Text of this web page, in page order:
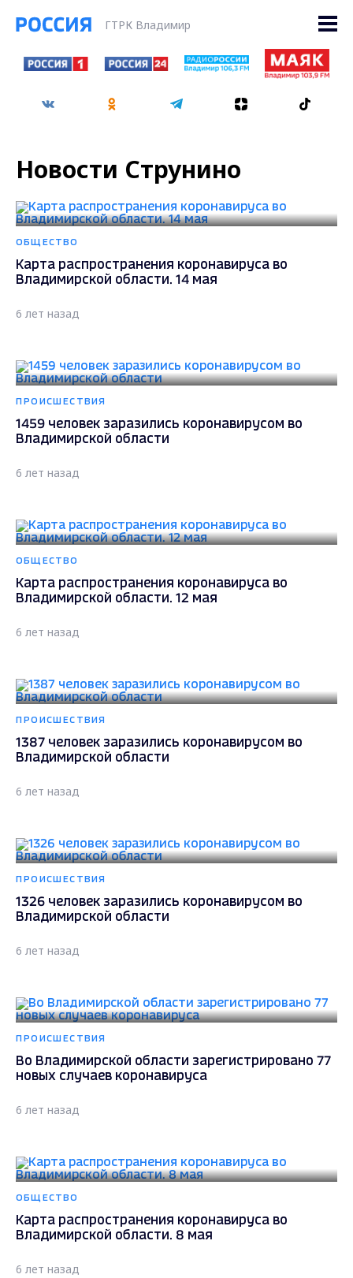
ГТРК Владимир
Новости Струнино
ОБЩЕСТВО
Карта распространения коронавируса во
Владимирской области. 14 мая
6 лет назад
ПРОИСШЕСТВИЯ
1459 человек заразились коронавирусом во
Владимирской области
6 лет назад
ОБЩЕСТВО
Карта распространения коронавируса во
Владимирской области. 12 мая
6 лет назад
ПРОИСШЕСТВИЯ
1387 человек заразились коронавирусом во
Владимирской области
6 лет назад
ПРОИСШЕСТВИЯ
1326 человек заразились коронавирусом во
Владимирской области
6 лет назад
ПРОИСШЕСТВИЯ
Во Владимирской области зарегистрировано 77
новых случаев коронавируса
6 лет назад
ОБЩЕСТВО
Карта распространения коронавируса во
Владимирской области. 8 мая
6 лет назад